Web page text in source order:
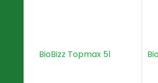
BioBizz Topmax 5l